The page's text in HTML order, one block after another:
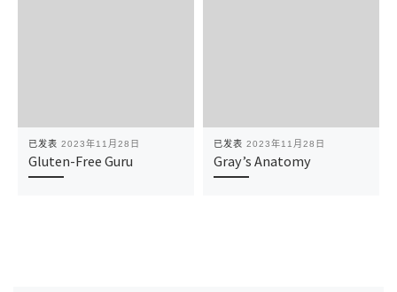
已发表 2023年11月28日
Gluten-Free Guru
已发表 2023年11月28日
Gray’s Anatomy